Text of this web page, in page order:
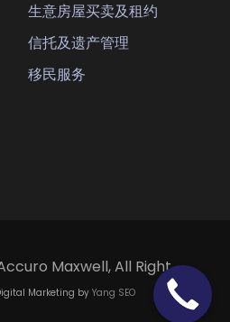
生意房屋买卖及租约
信托及遗产管理
移民服务
Maxwell, All Right
Marketing by Yang SEO